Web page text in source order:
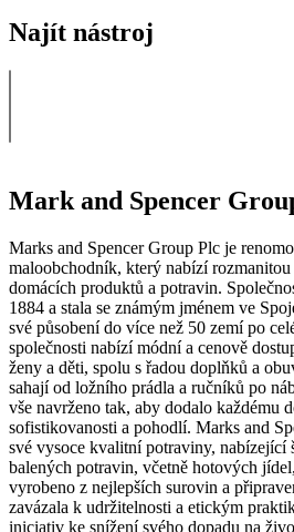
Najít nástroj
Mark and Spencer
Marks and Spencer Group Plc je
maloobchodník, který nabízí
domácích produktů a potravin.
1884 a stala se známým jménem ve
své působení do více než 50 zemí po
společnosti nabízí módní a cenově
ženy a děti, spolu s řadou doplňků a
sahají od ložního prádla a ručníků po
vše navrženo tak, aby dodalo každému
sofistikovanosti a pohodlí. Marks and
své vysoce kvalitní potraviny, nabízející
balených potravin, včetně hotových
vyrobeno z nejlepších surovin a
zavázala k udržitelnosti a etickým
iniciativ ke snížení svého dopadu na